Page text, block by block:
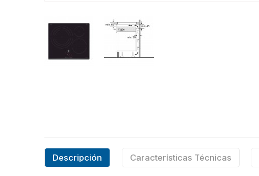
Descripción Características Técnicas